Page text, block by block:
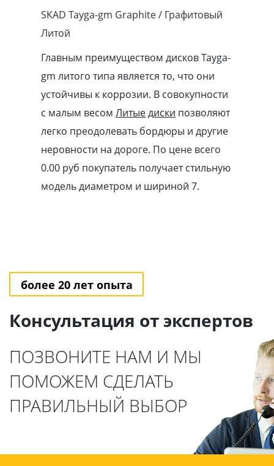
SKAD Tayga-gm Graphite / Графитовый
Литой
Главным преимуществом дисков Tayga-
gm литого типа является то, что они
устойчивы к коррозии. В совокупности
с малым весом Литыедиски позволяют
легко преодолевать бордюры и другие
неровности на дороге. По цене всего
0.00 pуб покупатель получает стильную
модель диаметром и шириной 7.
более 20 лет опыта
Консультация от экспертов
ПОЗВОНИТЕ НАМ И МЫ
ПОМОЖЕМ СДЕЛАТЬ
ПРАВИЛЬНЫЙ ВЫБОР